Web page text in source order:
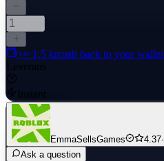
+≈ 1,5 krcash back to your wallet
Leverans
Instant
EmmaSellsGames 4.37·
Ask a question